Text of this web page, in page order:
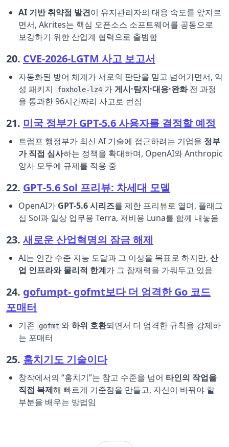
AI 기반 취약점 발견이 유지관리자의 대응 속도를 앞지르
면서, Akrites는 핵심 오픈소스 소프트웨어를 공동으로
보강하기 위한 산업계 협력으로 출범함
20. CVE-2026-LGTM 사고 보고서
자동화된 방어 체계가 서로의 판단을 믿고 넘어가면서, 악
성 패키지
foxhole-lz4 가게시·탐지·대응·완화전 과정
을 통과한 96시간짜리 사고로 번짐
21. 미국 정부가 GPT-5.6 사용자를 결정할 예정
트럼프 행정부가 최신 AI 기술에 접근하려는 기업을 정부
가 직접 심사하는 정책을 확대하며, OpenAI와 Anthropic
양사 모두에 규제를 적용 중
22. GPT‑5.6 Sol 프리뷰: 차세대 모델
OpenAI가 GPT‑5.6 시리즈를 제한 프리뷰로 열며, 플래그
십 Sol과 일상 업무용 Terra, 저비용 Luna를 함께 내놓음
23. 새로운 산업혁명의 잠금 해제
AI는 인간 수준 지능 도달과 그 이상을 목표로 하지만, 산
업 인프라와 물리적 한계가 그 잠재력을 가둬두고 있음
24. gofumpt- gofmt보다 더 엄격한 Go 코드
포매터
기존 gofmt 와하위 호환되면서 더 엄격한 규칙을 강제하
는 포매터
25. 훔치기도 기술이다
창작에서의 “훔치기”는 참고 수준을 넘어 타인의 작업을
직접 복제해 빠르게 기준점을 만들고, 자신이 바꿔야 할
부분을 배우는 방법임